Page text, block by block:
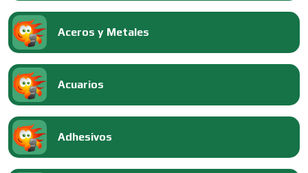
Aceros y Metales
Acuarios
Adhesivos